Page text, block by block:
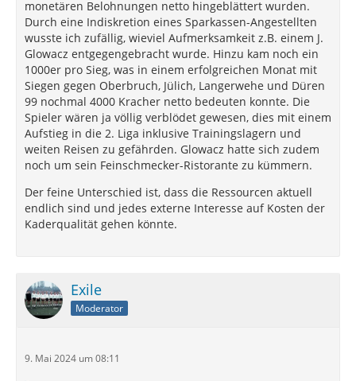
monetären Belohnungen netto hingeblättert wurden.
Durch eine Indiskretion eines Sparkassen-Angestellten
wusste ich zufällig, wieviel Aufmerksamkeit z.B. einem J.
Glowacz entgegengebracht wurde. Hinzu kam noch ein
1000er pro Sieg, was in einem erfolgreichen Monat mit
Siegen gegen Oberbruch, Jülich, Langerwehe und Düren
99 nochmal 4000 Kracher netto bedeuten konnte. Die
Spieler wären ja völlig verblödet gewesen, dies mit einem
Aufstieg in die 2. Liga inklusive Trainingslagern und
weiten Reisen zu gefährden. Glowacz hatte sich zudem
noch um sein Feinschmecker-Ristorante zu kümmern.
Der feine Unterschied ist, dass die Ressourcen aktuell
endlich sind und jedes externe Interesse auf Kosten der
Kaderqualität gehen könnte.
Exile
Moderator
9. Mai 2024 um 08:11